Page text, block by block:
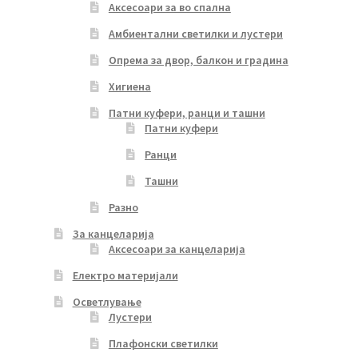
Аксесоари за во спална
Амбиентални светилки и лустери
Опрема за двор, балкон и градина
Хигиена
Патни куфери, ранци и ташни
Патни куфери
Ранци
Ташни
Разно
За канцеларија
Аксесоари за канцеларија
Електро материјали
Осветлување
Лустери
Плафонски светилки